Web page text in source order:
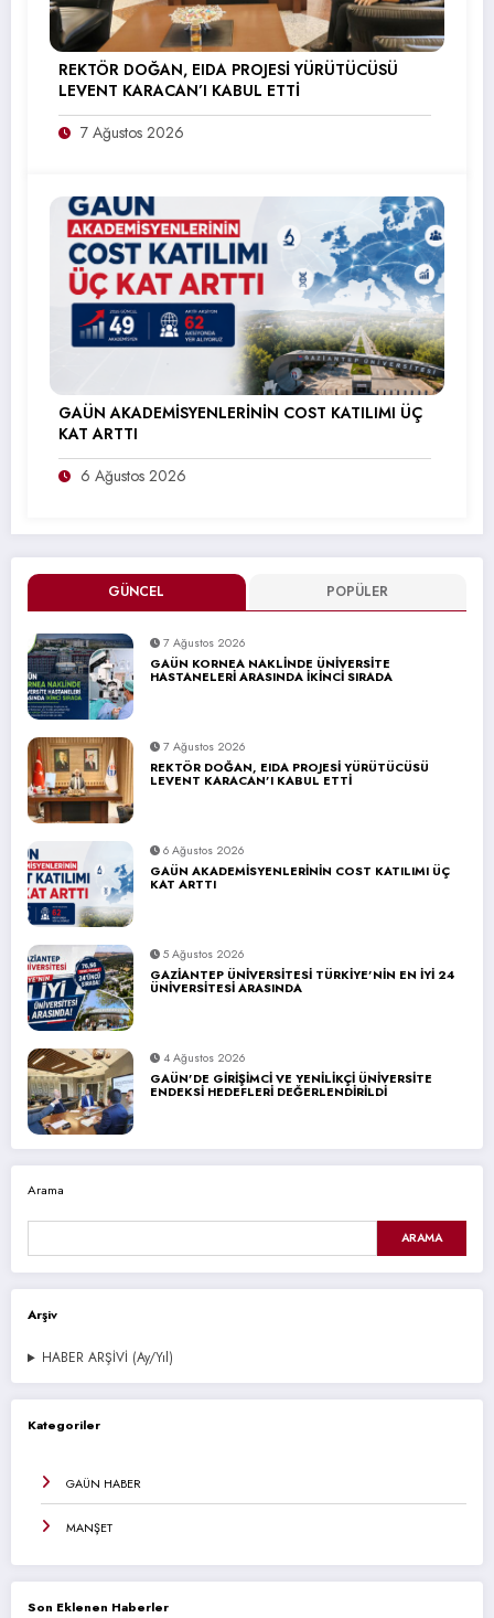
GÜNCEL POPÜLER
7 Ağustos 2026
GAÜN KORNEA NAKLİNDE ÜNİVERSİTE
HASTANELERİ ARASINDA İKİNCİ SIRADA
7 Ağustos 2026
REKTÖR DOĞAN, EIDA PROJESİ YÜRÜTÜCÜSÜ
LEVENT KARACAN’I KABUL ETTİ
6 Ağustos 2026
GAÜN AKADEMİSYENLERİNİN COST KATILIMI ÜÇ
KAT ARTTI
5 Ağustos 2026
GAZİANTEP ÜNİVERSİTESİ TÜRKİYE’NİN EN İYİ 24
ÜNİVERSİTESİ ARASINDA
4 Ağustos 2026
GAÜN’DE GİRİŞİMCİ VE YENİLİKÇİ ÜNİVERSİTE
ENDEKSİ HEDEFLERİ DEĞERLENDİRİLDİ
Arama
ARAMA
Arşiv
HABER ARŞİVİ (Ay/Yıl)
Kategoriler
GAÜN HABER
MANŞET
Son Eklenen Haberler
REKTÖR DOĞAN, EIDA PROJESİ YÜRÜTÜCÜSÜ
LEVENT KARACAN’I KABUL ETTİ
7 Ağustos 2026
GAÜN AKADEMİSYENLERİNİN COST KATILIMI ÜÇ
KAT ARTTI
6 Ağustos 2026